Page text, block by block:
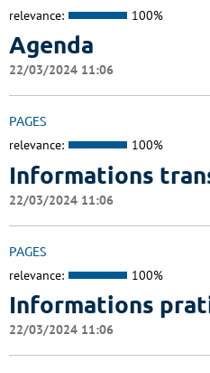
relevance: 100%
Agenda
22/03/2024 11:06
PAGES
relevance: 100%
Informations
22/03/2024 11:06
PAGES
relevance: 100%
Informations
22/03/2024 11:06